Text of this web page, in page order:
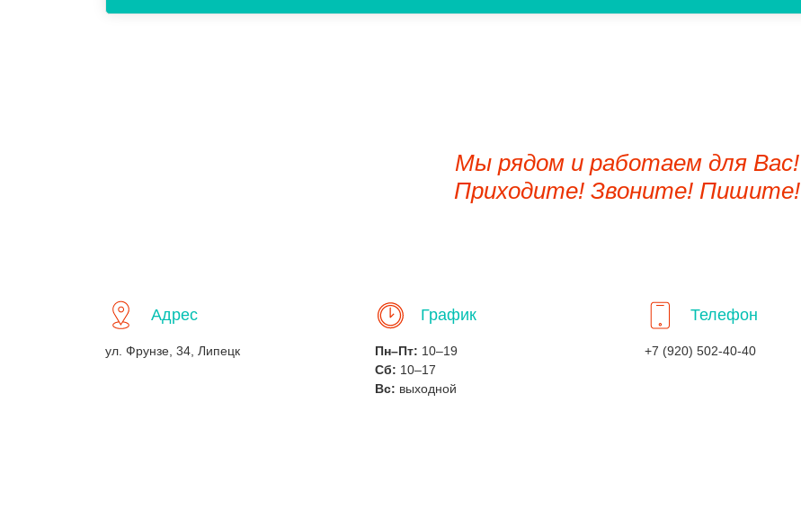
Мы рядом и работаем для Вас!
Приходите! Звоните! Пишите!
Адрес
ул. Фрунзе, 34, Липецк
График
Пн–Пт: 10–19
Сб: 10–17
Вс: выходной
Телефон
+7 (920) 502-40-40